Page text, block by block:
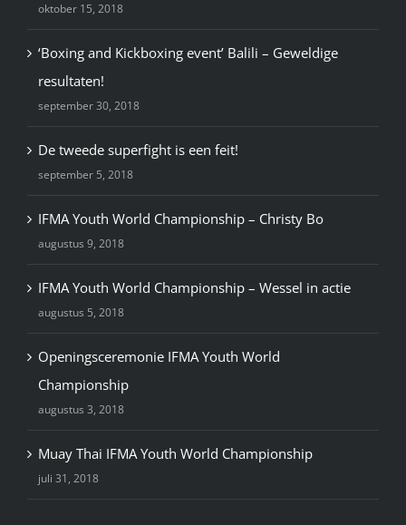
oktober 15, 2018
‘Boxing and Kickboxing event’ Balili – Geweldige
resultaten!
september 30, 2018
De tweede superfight is een feit!
september 5, 2018
IFMA Youth World Championship – Christy Bo
augustus 9, 2018
IFMA Youth World Championship – Wessel in actie
augustus 5, 2018
Openingsceremonie IFMA Youth World
Championship
augustus 3, 2018
Muay Thai IFMA Youth World Championship
juli 31, 2018